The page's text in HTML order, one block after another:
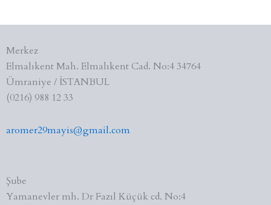
Merkez
Elmalıkent Mah. Elmalıkent Cad. No:4 34764
Ümraniye / İSTANBUL
(0216) 988 12 33
aromer29mayis@gmail.com
Şube
Yamanevler mh. Dr Fazıl Küçük cd. No:4